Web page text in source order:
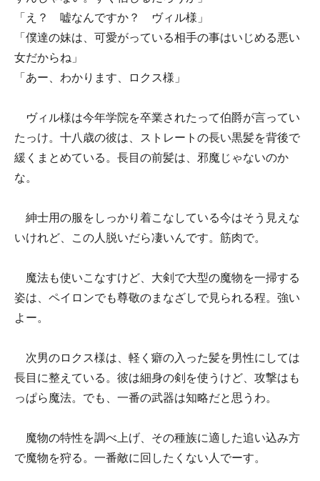
「え？ 嘘なんですか？ ヴィル様」
「僕達の妹は、可愛がっている相手の事はいじめる悪い
女だからね」
「あー、わかります、ロクス様」
ヴィル様は今年学院を卒業されたって伯爵が言ってい
たっけ。十八歳の彼は、ストレートの長い黒髪を背後で
緩くまとめている。長目の前髪は、邪魔じゃないのか
な。
紳士用の服をしっかり着こなしている今はそう見えな
いけれど、この人脱いだら凄いんです。筋肉で。
魔法も使いこなすけど、大剣で大型の魔物を一掃する
姿は、ペイロンでも尊敬のまなざしで見られる程。強い
よー。
次男のロクス様は、軽く癖の入った髪を男性にしては
長目に整えている。彼は細身の剣を使うけど、攻撃はも
っぱら魔法。でも、一番の武器は知略だと思うわ。
魔物の特性を調べ上げ、その種族に適した追い込み方
で魔物を狩る。一番敵に回したくない人でーす。